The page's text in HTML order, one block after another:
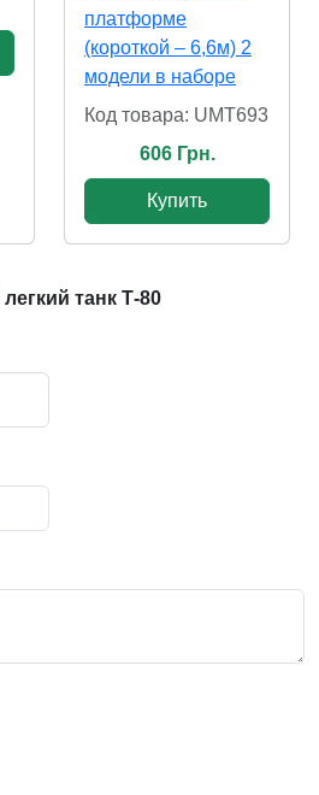
платформе
(короткой – 6,6м) 2
модели в наборе
Код товара: UMT693
606 Грн.
Купить
танк Т-80